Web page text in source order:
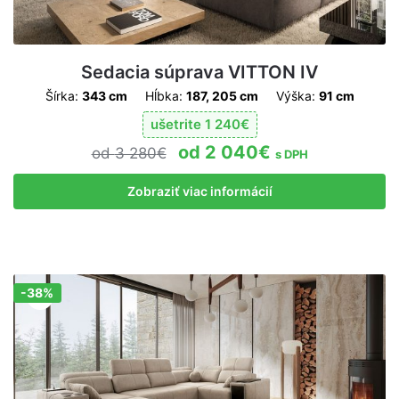
Sedacia súprava VITTON IV
Šírka: 343 cm Hĺbka: 187, 205 cm Výška: 91 cm
ušetrite 1 240€
3 280€ 2 040€ s DPH
Zobraziť viac informácií
Zľava!
-38%